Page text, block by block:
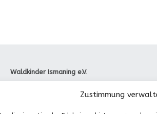
Zustimmung
Waldkinder Ismaning e.V.